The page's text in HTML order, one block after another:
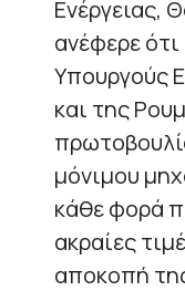
Ενέργειας,
ανέφερε
Υπουργούς
και της
μόνιμου
κάθε φορά
ακραίες
αποκοπή